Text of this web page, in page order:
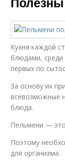
Кухня каждой
блюдами, среди
первых по
За основу их
всевозможные
блюда.
Пельмени —
Поэтому
для организма.